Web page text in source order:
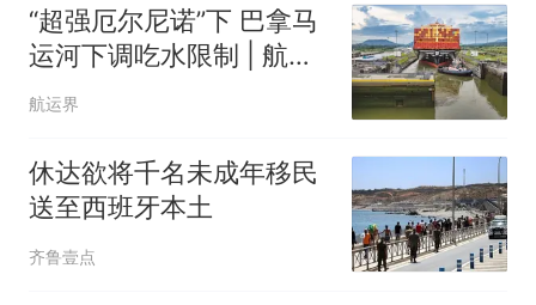
“超强厄尔尼诺”下 巴拿马
运河下调吃水限制 | 航运
界
航运界
休达欲将千名未成年移民
送至西班牙本土
齐鲁壹点